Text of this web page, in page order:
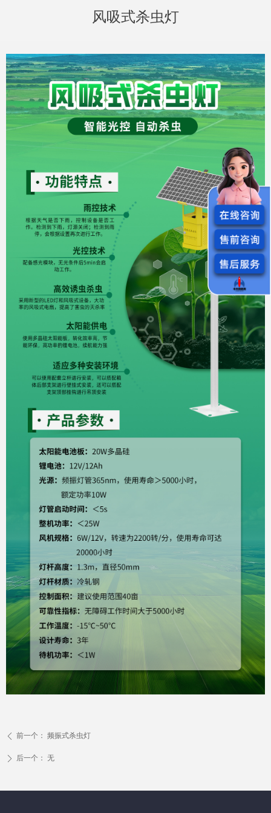
风吸式杀虫灯
ꄴ 前一个： 频振式杀虫灯
ꄲ 后一个： 无